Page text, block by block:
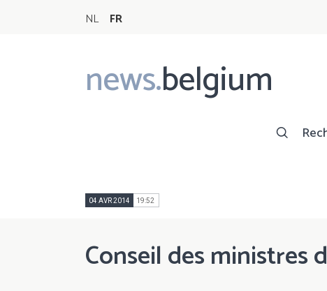
NL FR
news.belgium
Main
navigation
04 AVR 2014 19:52
Conseil des ministres